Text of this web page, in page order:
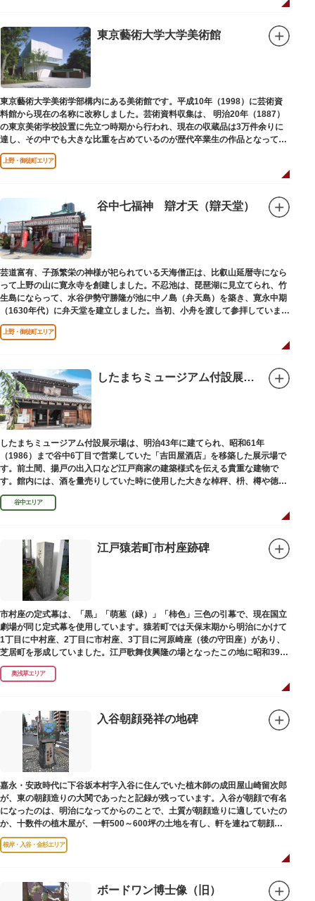
東京藝術大学大学美術館
東京藝術大学美術学部構内にある美術館です。平成10年（1998）に芸術資
料館から現在の名称に改称しました。芸術資料収集は、 明治20年（1887）
の東京美術学校設置に先立つ時期から行われ、現在の収蔵品は3万件余りに
達し、その中でも大きな比重を占めているのが歴代卒業生の作品となってい
ます。
上野・御徒町エリア
谷中七福神 辯才天（辯天堂）
芸道富有、子孫繁栄の神様が祀られている天海僧正は、比叡山延暦寺になら
って上野の山に寛永寺を創建しました。不忍池は、琵琶湖に見立てられ、竹
生島にならって、水谷伊勢守勝隆が池に中ノ島（弁天島）を築き、寛永中期
（1630年代）に弁天堂を建立しました。当初、小舟を渡して参拝していまし
たが、後に橋が架けられました。
上野・御徒町エリア
したまちミュージアム付設展示場（旧吉田屋酒店）
したまちミュージアム付設展示場は、明治43年に建てられ、昭和61年
（1986）まで谷中6丁目で営業していた「吉田屋酒店」を移築した展示場で
す。前土間、揚戸の出入口など江戸商家の建築様式を伝える貴重な建物で
す。館内には、酒を量売りしていた時に使用した大きな棹秤、枡、樽や徳
利、宣伝用ポスターなどの資料を展示しています。
谷中エリア
江戸猿若町市村座跡碑
市村座の定式幕は、「黒」「萌葱（緑）」「柿色」三色の引幕で、現在国立
劇場が同じ定式幕を使用しています。猿若町では天保末期から明治にかけて
1丁目に中村座、2丁目に市村座、3丁目に河原崎座（後の守田座）があり、
芝居町を形成していました。江戸歌舞伎興隆の場となったこの地に昭和39年
（1964）に跡碑が建てられました。
奥浅草エリア
入谷朝顔発祥の地碑
嘉永・安政時代に下谷坂本村字入谷に住んでいた植木師の成田屋山崎留次郎
が、東の朝顔造りの大関であったと記録が残っています。入谷が朝顔で有名
になったのは、明治になってからのことで、土質が朝顔造りに適していたの
か、十数件の植木屋が、一軒500～600坪の土地を有し、軒を連ねて朝顔造
りをはじめました。
根岸・入谷・金杉エリア
ボードワン博士像（旧）